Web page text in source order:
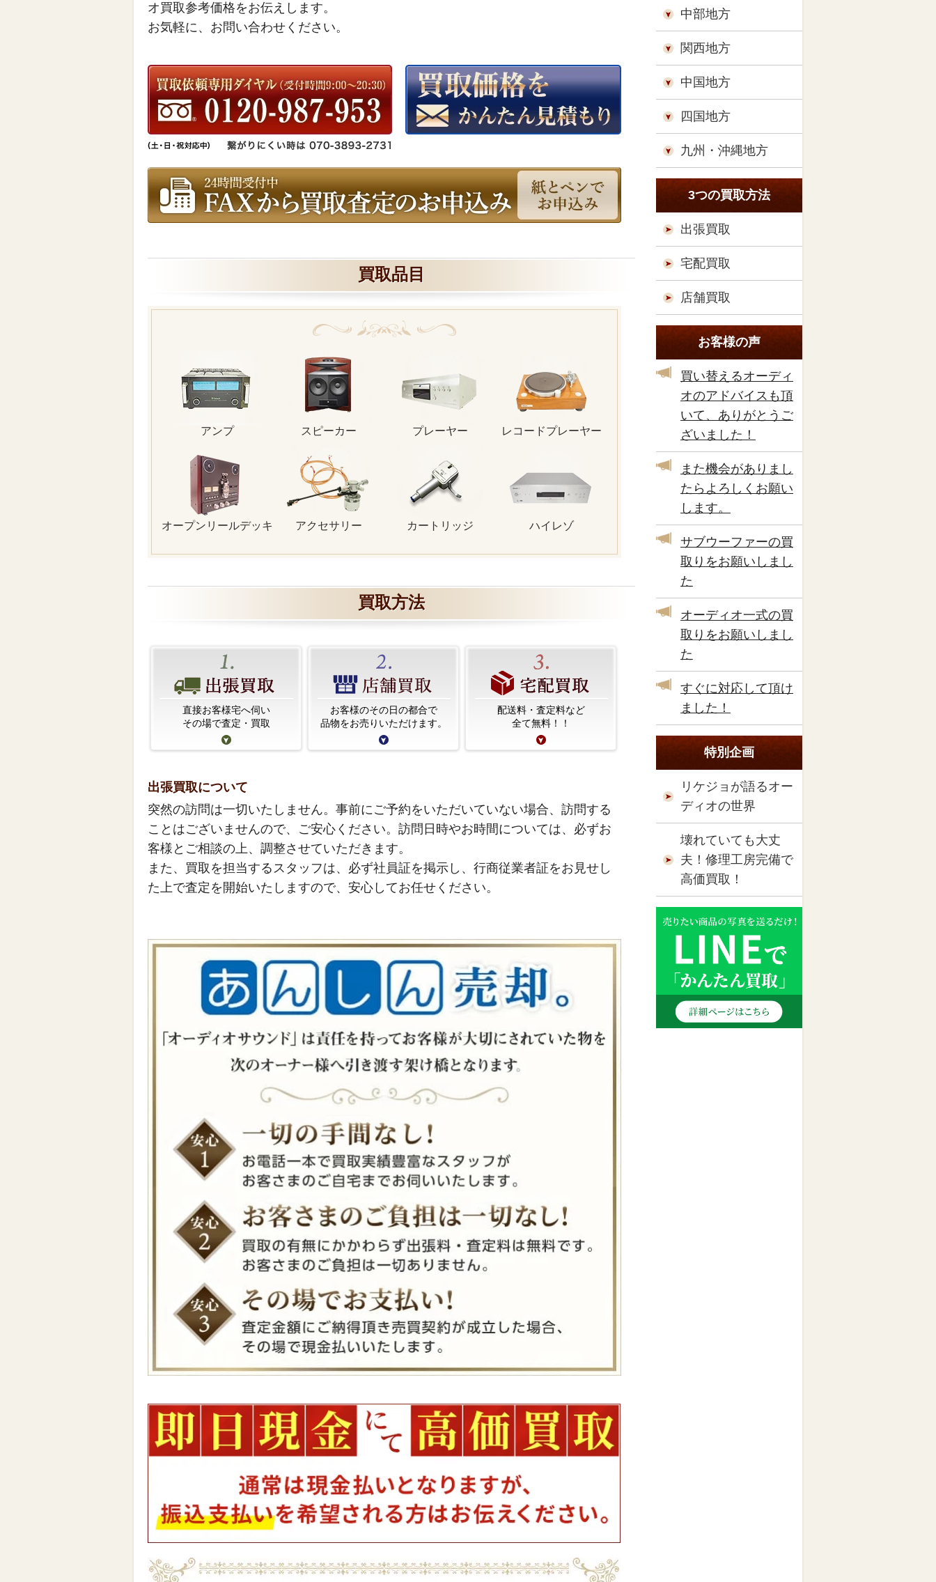
オ買取参考価格をお伝えします。
お気軽に、お問い合わせください。
買取品目
アンプ スピーカー プレーヤー レコードプレーヤー
オープンリールデッキ アクセサリー カートリッジ ハイレゾ
買取方法
直接お客様宅へ伺い
その場で査定・買取
お客様のその日の都合で
品物をお売りいただけます。
配送料・査定料など
全て無料！！
出張買取について
突然の訪問は一切いたしません。事前にご予約をいただいていない場合、訪問する
ことはございませんので、ご安心ください。訪問日時やお時間については、必ずお
客様とご相談の上、調整させていただきます。
また、買取を担当するスタッフは、必ず社員証を掲示し、行商従業者証をお見せし
た上で査定を開始いたしますので、安心してお任せください。
中部地方
関西地方
中国地方
四国地方
九州・沖縄地方
3つの買取方法
出張買取
宅配買取
店舗買取
お客様の声
買い替えるオーディ
オのアドバイスも頂
いて、ありがとうご
ざいました！
また機会がありまし
たらよろしくお願い
します。
サブウーファーの買
取りをお願いしまし
た
オーディオ一式の買
取りをお願いしまし
た
すぐに対応して頂け
ました！
特別企画
リケジョが語るオー
ディオの世界
壊れていても大丈
夫！修理工房完備で
高価買取！